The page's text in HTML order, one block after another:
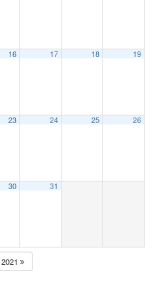
16 17 18 19
23 24 25 26
30 31
2021